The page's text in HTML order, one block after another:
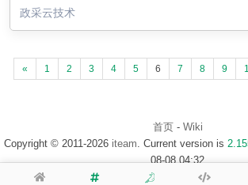
政采云技术
« 1 2 3 4 5 6 7 8 9
首页- Wiki
Copyright © 2011-2026 iteam . Current version is
08-08 04:32
浙ICP备14020137号-1 $访客地